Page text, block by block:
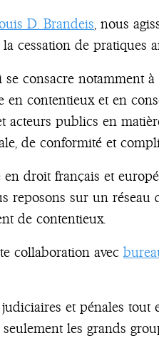
D. Brandeis, nous
cessation de pratiques
consacre notamment
en contentieux et en
acteurs publics en
de conformité et
droit français et
reposons sur un
de contentieux.
collaboration avec
et pénales
les grands